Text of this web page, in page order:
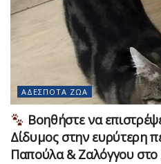
ΑΔΈΣΠΟΤΑ ΖΏΑ
Βοηθήστε να
Δίδυμος στην ευρύτερη
Παπούλα & Ζαλόγγου στο